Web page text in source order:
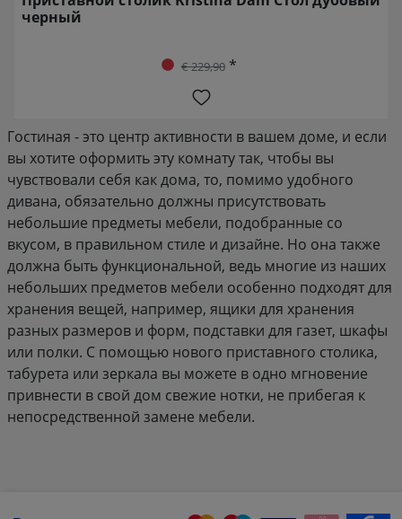
черный
€ 229,90*
Гостиная - это центр активности в вашем доме, и если
вы хотите оформить эту комнату так, чтобы вы
чувствовали себя как дома, то, помимо удобного
дивана, обязательно должны присутствовать
небольшие предметы мебели, подобранные со
вкусом, в правильном стиле и дизайне. Но она также
должна быть функциональной, ведь многие из наших
небольших предметов мебели особенно подходят для
хранения вещей, например, ящики для хранения
разных размеров и форм, подставки для газет, шкафы
или полки. С помощью нового приставного столика,
табурета или зеркала вы можете в одно мгновение
привнести в свой дом свежие нотки, не прибегая к
непосредственной замене мебели.